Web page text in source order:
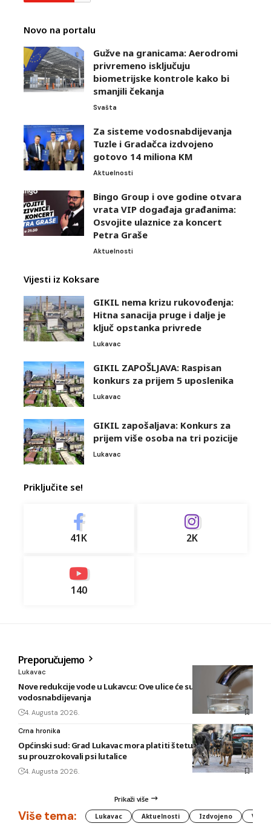
Novo na portalu
Gužve na granicama: Aerodromi
privremeno isključuju
biometrijske kontrole kako bi
smanjili čekanja
Svašta
Za sisteme vodosnabdijevanja
Tuzle i Gradačca izdvojeno
gotovo 14 miliona KM
Aktuelnosti
Bingo Group i ove godine otvara
vrata VIP događaja građanima:
Osvojite ulaznice za koncert
Petra Graše
Aktuelnosti
Vijesti iz Koksare
GIKIL nema krizu rukovođenja:
Hitna sanacija pruge i dalje je
ključ opstanka privrede
Lukavac
GIKIL ZAPOŠLJAVA: Raspisan
konkurs za prijem 5 uposlenika
Lukavac
GIKIL zapošaljava: Konkurs za
prijem više osoba na tri pozicije
Lukavac
Priključite se!
41K 2K
140
Preporučujemo
Lukavac
Nove redukcije vode u Lukavcu: Ove ulice će sutra biti bez
vodosnabdijevanja
4. Augusta 2026.
Crna hronika
Općinski sud: Grad Lukavac mora platiti štetu na vozilu koju
su prouzrokovali psi lutalice
4. Augusta 2026.
Prikaži više
Više tema: Lukavac Aktuelnosti Izdvojeno